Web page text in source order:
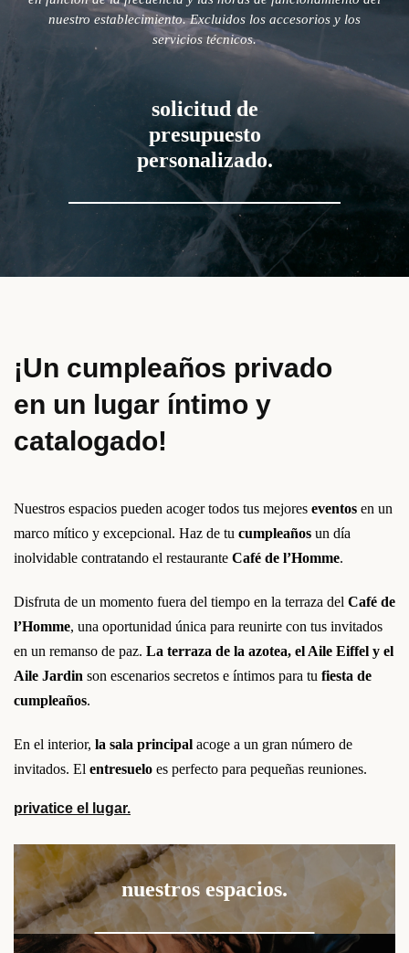
nuestro establecimiento. Excluidos los accesorios y los
servicios técnicos.
solicitud de
presupuesto
personalizado.
¡Un cumpleaños privado
en un lugar íntimo y
catalogado!
Nuestros espacios pueden acoger todos tus mejores eventos en un
marco mítico y excepcional. Haz de tu cumpleaños un día
inolvidable contratando el restaurante Café de l’Homme.
Disfruta de un momento fuera del tiempo en la terraza del Café de
l’Homme, una oportunidad única para reunirte con tus invitados
en un remanso de paz. La terraza de la azotea, el Aile Eiffel y el
Aile Jardin son escenarios secretos e íntimos para tu fiesta de
cumpleaños.
En el interior, la sala principal acoge a un gran número de
invitados. El entresuelo es perfecto para pequeñas reuniones.
privatice el lugar.
nuestros espacios.